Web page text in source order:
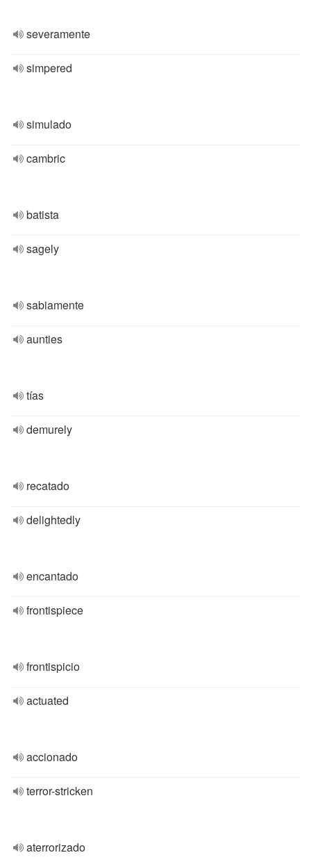
severamente
simpered
simulado
cambric
batista
sagely
sabiamente
aunties
tías
demurely
recatado
delightedly
encantado
frontispiece
frontispicio
actuated
accionado
terror-stricken
aterrorizado